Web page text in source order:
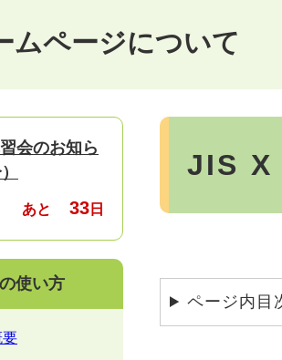
ムページについて
本
JIS X
ページ内目
会のお知ら
あと 33 日
使い方
要